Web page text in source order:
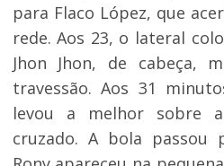
para Flaco López, que
rede. Aos 23, o lateral
Jhon Jhon, de cabeça,
travessão. Aos 31
levou a melhor sobre
cruzado. A bola passou